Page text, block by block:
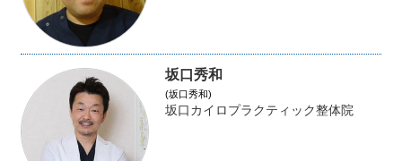
坂口秀和
(坂口秀和)
坂口カイロプラクティック整体院